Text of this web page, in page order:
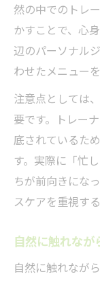
然の中でのトレ
かすことで、心
辺のパーソナル
わせたメニュー
注意点としては
要です。トレー
底されているた
す。実際に「忙
ちが前向きにな
スケアを重視す
自然に触れな
自然に触れなが